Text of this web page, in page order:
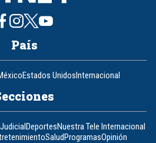
País
Estados UnidosInternacional
JudicialDeportesNuestra Tele Internacional
SaludProgramasOpinión